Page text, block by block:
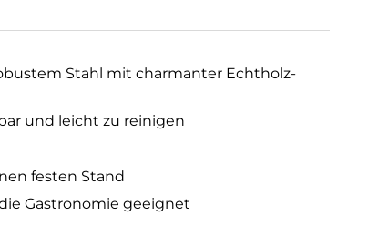
Stahl mit charmanter Echtholz-
und leicht zu reinigen
festen Stand
Gastronomie geeignet